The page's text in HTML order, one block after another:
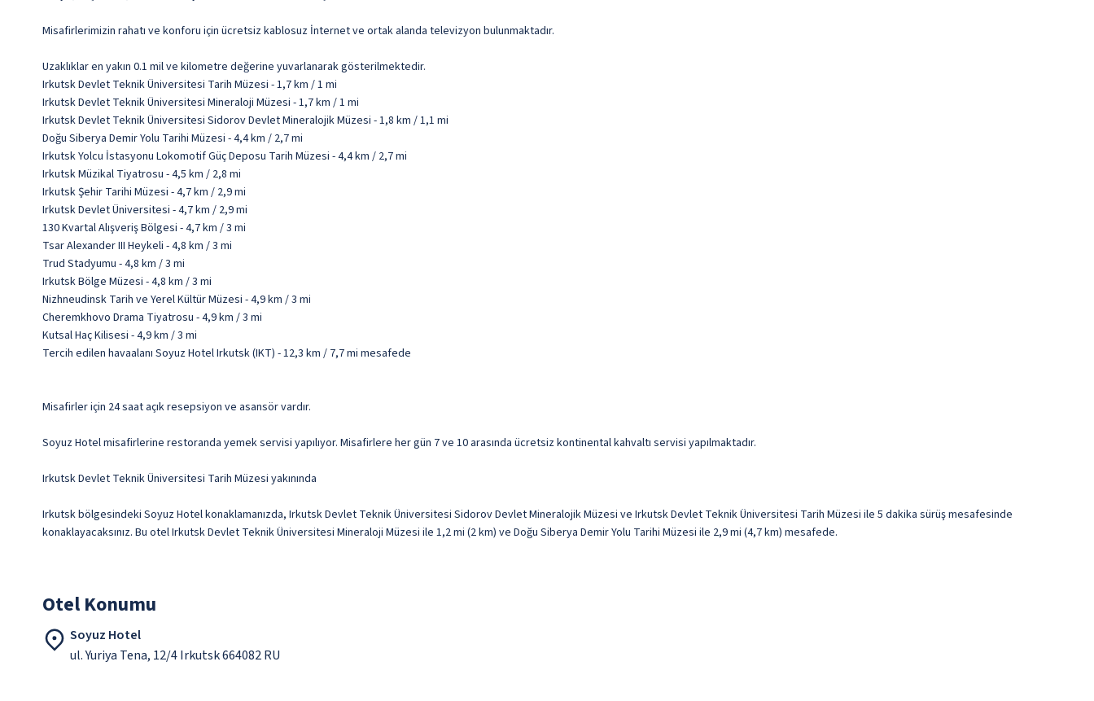
Misafirlerimizin rahatı ve konforu için ücretsiz kablosuz İnternet ve ortak alanda televizyon bulunmaktadır.
Uzaklıklar en yakın 0.1 mil ve kilometre değerine yuvarlanarak gösterilmektedir.
Irkutsk Devlet Teknik Üniversitesi Tarih Müzesi - 1,7 km / 1 mi
Irkutsk Devlet Teknik Üniversitesi Mineraloji Müzesi - 1,7 km / 1 mi
Irkutsk Devlet Teknik Üniversitesi Sidorov Devlet Mineralojik Müzesi - 1,8 km / 1,1 mi
Doğu Siberya Demir Yolu Tarihi Müzesi - 4,4 km / 2,7 mi
Irkutsk Yolcu İstasyonu Lokomotif Güç Deposu Tarih Müzesi - 4,4 km / 2,7 mi
Irkutsk Müzikal Tiyatrosu - 4,5 km / 2,8 mi
Irkutsk Şehir Tarihi Müzesi - 4,7 km / 2,9 mi
Irkutsk Devlet Üniversitesi - 4,7 km / 2,9 mi
130 Kvartal Alışveriş Bölgesi - 4,7 km / 3 mi
Tsar Alexander III Heykeli - 4,8 km / 3 mi
Trud Stadyumu - 4,8 km / 3 mi
Irkutsk Bölge Müzesi - 4,8 km / 3 mi
Nizhneudinsk Tarih ve Yerel Kültür Müzesi - 4,9 km / 3 mi
Cheremkhovo Drama Tiyatrosu - 4,9 km / 3 mi
Kutsal Haç Kilisesi - 4,9 km / 3 mi
Tercih edilen havaalanı Soyuz Hotel Irkutsk (IKT) - 12,3 km / 7,7 mi mesafede
Misafirler için 24 saat açık resepsiyon ve asansör vardır.
Soyuz Hotel misafirlerine restoranda yemek servisi yapılıyor. Misafirlere her gün 7 ve 10 arasında ücretsiz kontinental kahvaltı servisi yapılmaktadır.
Irkutsk Devlet Teknik Üniversitesi Tarih Müzesi yakınında
Irkutsk bölgesindeki Soyuz Hotel konaklamanızda, Irkutsk Devlet Teknik Üniversitesi Sidorov Devlet Mineralojik Müzesi ve Irkutsk Devlet Teknik Üniversitesi Tarih Müzesi ile 5 dakika sürüş mesafesinde
konaklayacaksınız. Bu otel Irkutsk Devlet Teknik Üniversitesi Mineraloji Müzesi ile 1,2 mi (2 km) ve Doğu Siberya Demir Yolu Tarihi Müzesi ile 2,9 mi (4,7 km) mesafede.
Otel Konumu
Soyuz Hotel
ul. Yuriya Tena, 12/4 Irkutsk 664082 RU